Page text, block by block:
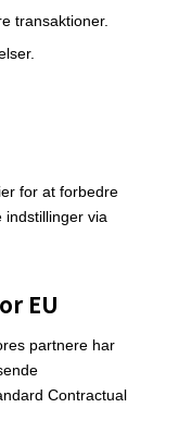
transaktioner.
for at forbedre
indstillinger via
EU
partnere har
Contractual